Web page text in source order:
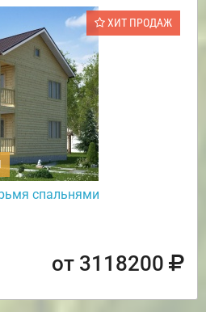
ХИТ ПРОДАЖ
спальнями
от 3118200